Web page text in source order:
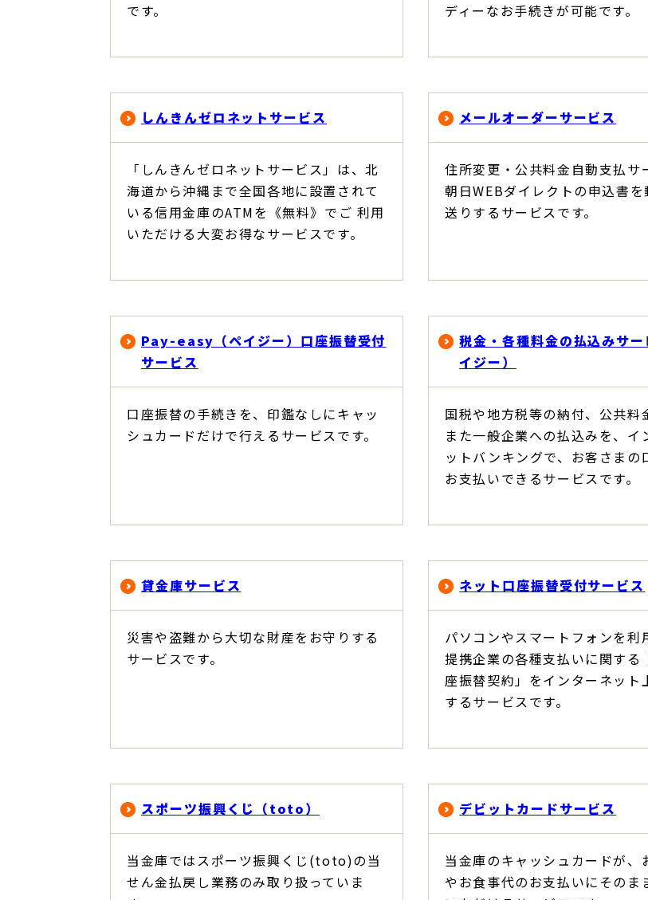
です。
ディーなお手続きが可能です。
しんきんゼロネットサービス
「しんきんゼロネットサービス」は、北
海道から沖縄まで全国各地に設置されて
いる信用金庫のATMを《無料》でご 利用
いただける大変お得なサービスです。
メールオーダーサービス
住所変更・公共料金自動支払サ
朝日WEBダイレクトの申込書を
送りするサービスです。
Pay-easy（ペイジー）口座振替受付
サービス
口座振替の手続きを、印鑑なしにキャッ
シュカードだけで行えるサービスです。
税金・各種料金の払込みサ
イジー）
国税や地方税等の納付、公共料
また一般企業への払込みを、イ
ットバンキングで、お客さまの
お支払いできるサービスです。
貸金庫サービス
災害や盗難から大切な財産をお守りする
サービスです。
ネット口座振替受付サービス
パソコンやスマートフォンを利
提携企業の各種支払いに関する
座振替契約」をインターネット
するサービスです。
スポーツ振興くじ（toto）
当金庫ではスポーツ振興くじ(toto)の当
せん金払戻し業務のみ取り扱っていま
デビットカードサービス
当金庫のキャッシュカードが、
やお食事代のお支払いにそのま